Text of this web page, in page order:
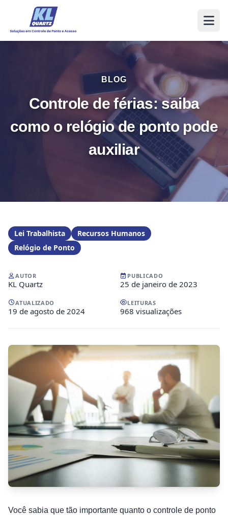
BLOG
Controle de férias: saiba
como o relógio de ponto pode
auxiliar
Lei Trabalhista
Recursos Humanos
Relógio de Ponto
AUTOR
KL Quartz
PUBLICADO
25 de janeiro de 2023
ATUALIZADO
19 de agosto de 2024
LEITURAS
968 visualizações
Você sabia que tão importante quanto o controle de ponto